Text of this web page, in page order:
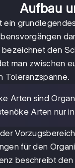
Aufbau
ein
den
man zwischen
Toleranzspanne.
Arten sind
Arten nur
für den
beschreibt